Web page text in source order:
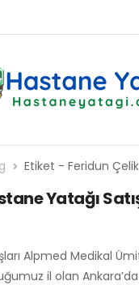
Etiket - Feridun Çelik
Yatağı
Alpmed Medikal
il olan Ankara’da